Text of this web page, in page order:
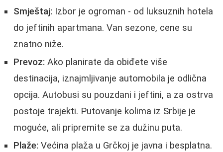
Smještaj: Izbor je ogroman - od luksuznih hotela
do jeftinih apartmana. Van sezone, cene su
znatno niže.
Prevoz: Ako planirate da obiđete više
destinacija, iznajmljivanje automobila je odlična
opcija. Autobusi su pouzdani i jeftini, a za ostrva
postoje trajekti. Putovanje kolima iz Srbije je
moguće, ali pripremite se za dužinu puta.
Plaže: Većina plaža u Grčkoj je javna i besplatna.